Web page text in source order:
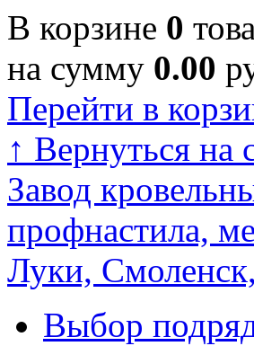
В корзине 0
на сумму 0.00
Перейти в
↑ Вернуться на
Завод
профнастила,
Луки,
Выбор